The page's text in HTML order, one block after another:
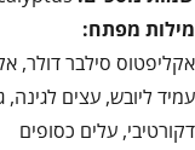
מילות מפתח:
אקליפטוס סילבר דולר,
עמיד ליובש, עצים לגינה,
דקורטיבי, עלים כסופים